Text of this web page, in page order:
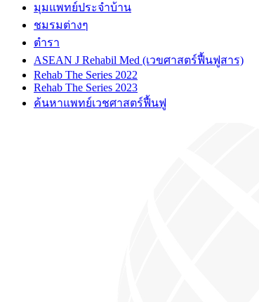
มุมแพทย์ประจำบ้าน
ชมรมต่างๆ
ตำรา
ASEAN J Rehabil Med (เวขศาสตร์ฟื้นฟูสาร)
Rehab The Series 2022
Rehab The Series 2023
ค้นหาแพทย์เวชศาสตร์ฟื้นฟู